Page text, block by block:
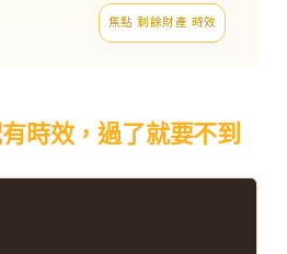
焦點 剩餘財產 時效
時效，過了就要不到